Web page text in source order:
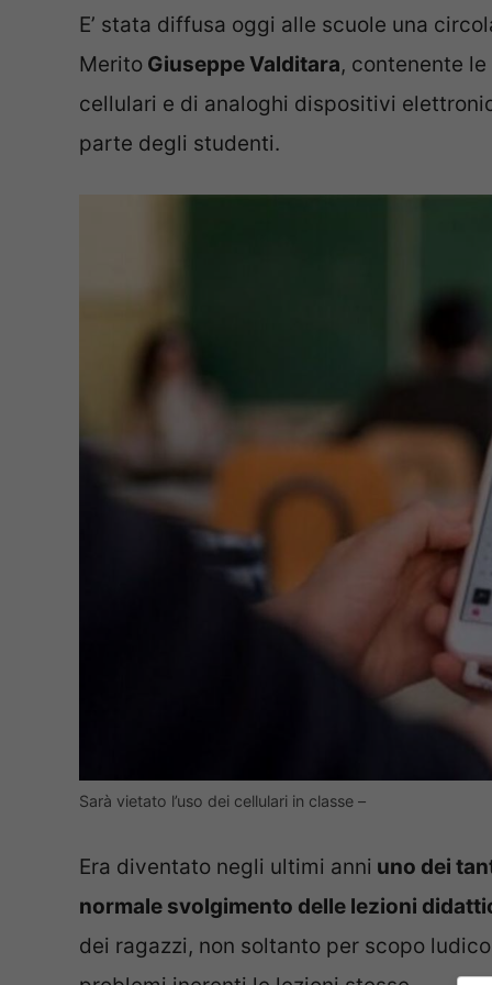
E’ stata diffusa oggi alle scuole una
Merito Giuseppe Valditara, contenente
cellulari e di analoghi dispositivi
parte degli studenti.
Sarà vietato l’uso dei cellulari in classe –
Era diventato negli ultimi anni uno dei
normale svolgimento delle lezioni
dei ragazzi, non soltanto per scopo